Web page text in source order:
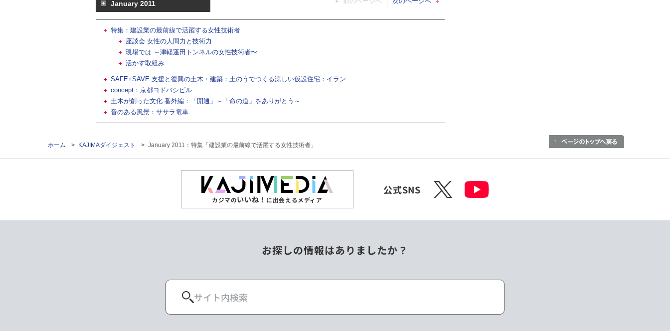
January 2011
特集：建設業の最前線で活躍する女性技術者
座談会 女性の人間力と技術力
現場では ～津軽蓬田トンネルの女性技術者〜
活かす取組み
SAFE+SAVE 支援と復興の土木・建築：土のうでつくる涼しい仮設住宅：イラン
concept：京都ヨドバシビル
土木が創った文化 番外編：「開通」～「命の道」をありがとう～
音のある風景：ササラ電車
ホーム > KAJIMAダイジェスト > January 2011：特集「建設業の最前線で活躍する女性技術者」
カジマのいいね！ に出会えるメディア
公式SNS X
お探しの情報はありましたか？